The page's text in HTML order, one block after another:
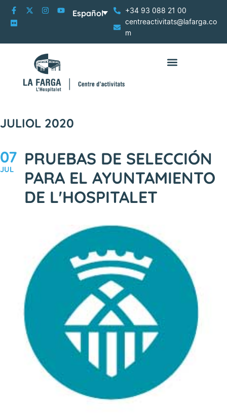
+34 93 088 21 00
centreactivitats@lafarga.co
m
Español
JULIOL 2020
07
JUL
PRUEBAS DE SELECCIÓN
PARA EL AYUNTAMIENTO
DE L'HOSPITALET